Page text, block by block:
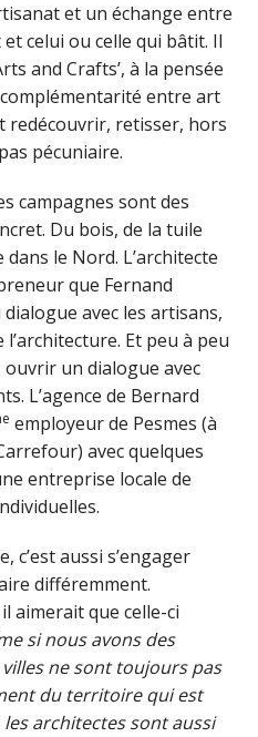
et un échange entre
celui ou celle qui bâtit. Il
and Crafts’, à la pensée
entre art
redécouvrir, retisser, hors
pécuniaire.
campagnes sont des
Du bois, de la tuile
le Nord. L’architecte
que Fernand
avec les artisans,
l’architecture. Et peu à peu
un dialogue avec
L’agence de Bernard
employeur de Pesmes (à
avec quelques
entreprise locale de
c’est aussi s’engager
différemment.
aimerait que celle-ci
si nous avons des
ne sont toujours pas
du territoire qui est
architectes sont aussi